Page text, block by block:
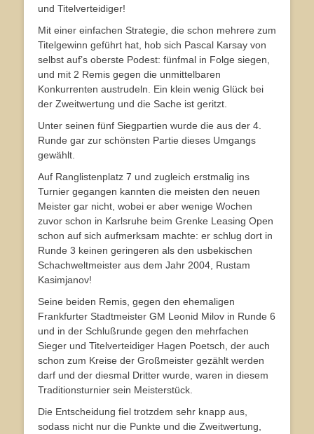
und Titelverteidiger!
Mit einer einfachen Strategie, die schon mehrere zum
Titelgewinn geführt hat, hob sich Pascal Karsay von
selbst auf’s oberste Podest: fünfmal in Folge siegen,
und mit 2 Remis gegen die unmittelbaren
Konkurrenten austrudeln. Ein klein wenig Glück bei
der Zweitwertung und die Sache ist geritzt.
Unter seinen fünf Siegpartien wurde die aus der 4.
Runde gar zur schönsten Partie dieses Umgangs
gewählt.
Auf Ranglistenplatz 7 und zugleich erstmalig ins
Turnier gegangen kannten die meisten den neuen
Meister gar nicht, wobei er aber wenige Wochen
zuvor schon in Karlsruhe beim Grenke Leasing Open
schon auf sich aufmerksam machte: er schlug dort in
Runde 3 keinen geringeren als den usbekischen
Schachweltmeister aus dem Jahr 2004, Rustam
Kasimjanov!
Seine beiden Remis, gegen den ehemaligen
Frankfurter Stadtmeister GM Leonid Milov in Runde 6
und in der Schlußrunde gegen den mehrfachen
Sieger und Titelverteidiger Hagen Poetsch, der auch
schon zum Kreise der Großmeister gezählt werden
darf und der diesmal Dritter wurde, waren in diesem
Traditionsturnier sein Meisterstück.
Die Entscheidung fiel trotzdem sehr knapp aus,
sodass nicht nur die Punkte und die Zweitwertung,